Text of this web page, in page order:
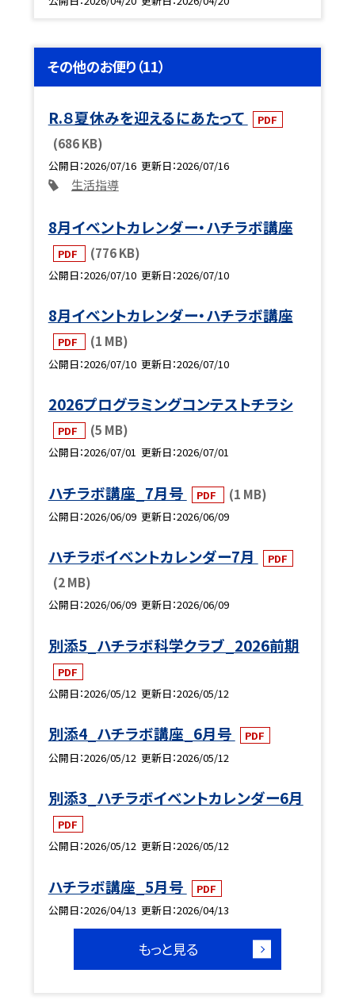
その他のお便り（11）
R.８夏休みを迎えるにあたって PDF
(686 KB)
公開日 2026/07/16 更新日 2026/07/16
生活指導
8月イベントカレンダー・ハチラボ講座
PDF (776 KB)
公開日 2026/07/10 更新日 2026/07/10
8月イベントカレンダー・ハチラボ講座
PDF (1 MB)
公開日 2026/07/10 更新日 2026/07/10
2026プログラミングコンテストチラシ
PDF (5 MB)
公開日 2026/07/01 更新日 2026/07/01
ハチラボ講座_7月号 PDF (1 MB)
公開日 2026/06/09 更新日 2026/06/09
ハチラボイベントカレンダー7月 PDF
(2 MB)
公開日 2026/06/09 更新日 2026/06/09
別添5_ハチラボ科学クラブ_2026前期
PDF
公開日 2026/05/12 更新日 2026/05/12
別添4_ハチラボ講座_6月号
PDF
公開日 2026/05/12 更新日 2026/05/12
別添3_ハチラボイベントカレンダー6月
PDF
公開日 2026/05/12 更新日 2026/05/12
ハチラボ講座_5月号
PDF
公開日 2026/04/13 更新日 2026/04/13
もっと見る